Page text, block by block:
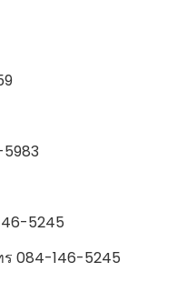
5245
ทร 084-146-5245